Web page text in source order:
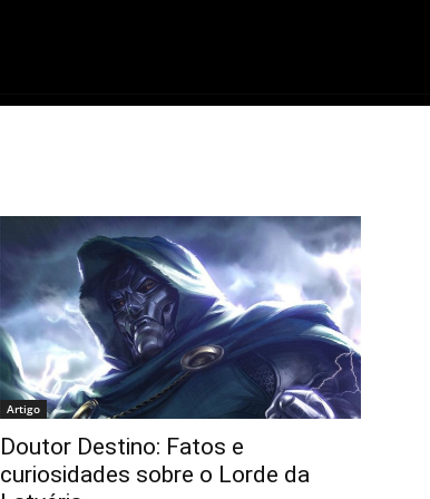
Artigo
Doutor Destino: Fatos e
curiosidades sobre o Lorde da